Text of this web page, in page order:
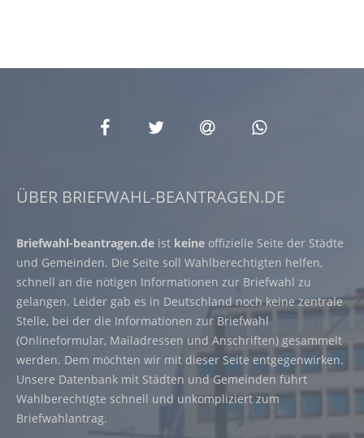
ÜBER BRIEFWAHL-BEANTRAGEN.DE
Briefwahl-beantragen.de ist keine offizielle Seite der Städte
und Gemeinden. Die Seite soll Wahlberechtigten helfen,
schnell an die nötigen Informationen zur Briefwahl zu
gelangen. Leider gab es in Deutschland noch keine zentrale
Stelle, bei der die Informationen zur Briefwahl
(Onlineformular, Mailadressen und Anschriften) gesammelt
werden. Dem möchten wir mit dieser Seite entgegenwirken.
Unsere Datenbank mit Städten und Gemeinden führt
Wahlberechtigte schnell und unkompliziert zum
Briefwahlantrag.